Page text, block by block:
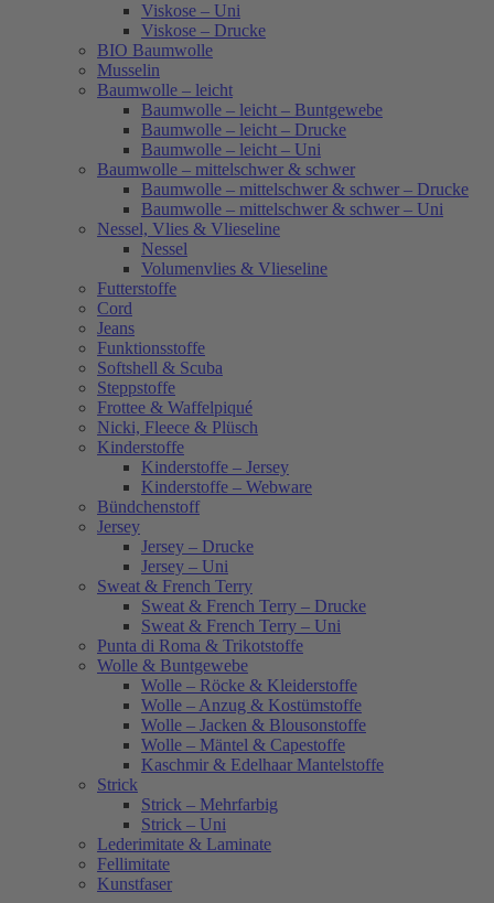
Viskose – Uni
Viskose – Drucke
BIO Baumwolle
Musselin
Baumwolle – leicht
Baumwolle – leicht – Buntgewebe
Baumwolle – leicht – Drucke
Baumwolle – leicht – Uni
Baumwolle – mittelschwer & schwer
Baumwolle – mittelschwer & schwer – Drucke
Baumwolle – mittelschwer & schwer – Uni
Nessel, Vlies & Vlieseline
Nessel
Volumenvlies & Vlieseline
Futterstoffe
Cord
Jeans
Funktionsstoffe
Softshell & Scuba
Steppstoffe
Frottee & Waffelpiqué
Nicki, Fleece & Plüsch
Kinderstoffe
Kinderstoffe – Jersey
Kinderstoffe – Webware
Bündchenstoff
Jersey
Jersey – Drucke
Jersey – Uni
Sweat & French Terry
Sweat & French Terry – Drucke
Sweat & French Terry – Uni
Punta di Roma & Trikotstoffe
Wolle & Buntgewebe
Wolle – Röcke & Kleiderstoffe
Wolle – Anzug & Kostümstoffe
Wolle – Jacken & Blousonstoffe
Wolle – Mäntel & Capestoffe
Kaschmir & Edelhaar Mantelstoffe
Strick
Strick – Mehrfarbig
Strick – Uni
Lederimitate & Laminate
Fellimitate
Kunstfaser